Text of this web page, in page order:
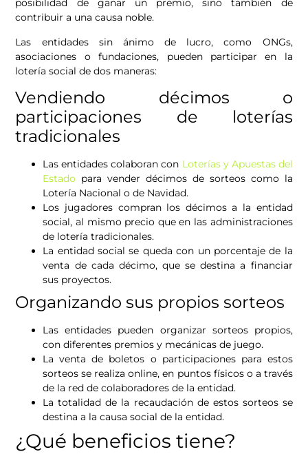
posibilidad de ganar un premio, sino también de
contribuir a una causa noble.
Las entidades sin ánimo de lucro, como ONGs,
asociaciones o fundaciones, pueden participar en la
lotería social de dos maneras:
Vendiendo décimos o
participaciones de loterías
tradicionales
Las entidades colaboran con Loterías y Apuestas del
Estado para vender décimos de sorteos como la
Lotería Nacional o de Navidad.
Los jugadores compran los décimos a la entidad
social, al mismo precio que en las administraciones
de lotería tradicionales.
La entidad social se queda con un porcentaje de la
venta de cada décimo, que se destina a financiar
sus proyectos.
Organizando sus propios sorteos
Las entidades pueden organizar sorteos propios,
con diferentes premios y mecánicas de juego.
La venta de boletos o participaciones para estos
sorteos se realiza online, en puntos físicos o a través
de la red de colaboradores de la entidad.
La totalidad de la recaudación de estos sorteos se
destina a la causa social de la entidad.
¿Qué beneficios tiene?